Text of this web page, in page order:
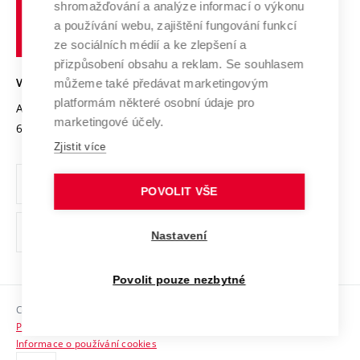
Transfer znalostí
Open Science
Projekty
Projekty ze strukturálních fondů
Specifický výzkum
Služby univerzity
Mezinárodní dohody
Univerzitní sítě
Udržitelná univerzita
Podnikavá univerzita / ContriBUTe
Bezpečná univerzita
Vyznamenání
Organizační struktura
Ochrana osobních údajů
odkaz)
Sociální bezpečí
HR Award
učení
technické
VYSOKÉ UČENÍ TECHNICKÉ V BRNĚ
Antonínská 548/1
602 00 Brno
www.vut.cz
vut@vutbr.cz
Copyright © 2026 VUT
Prohlášení o přístupnosti
Informace o používání cookies
shromažďování a analýze informací o výkonu
a používání webu, zajištění fungování funkcí
ze sociálních médií a ke zlepšení a
přizpůsobení obsahu a reklam. Se souhlasem
můžeme také předávat marketingovým
platformám některé osobní údaje pro
marketingové účely.
Zjistit více
POVOLIT VŠE
Nastavení
Povolit pouze nezbytné